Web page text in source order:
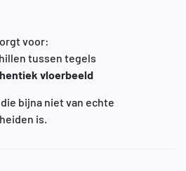
voor:
tussen tegels
vloerbeeld
bijna niet van echte
is.